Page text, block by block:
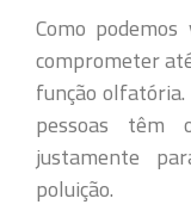
Como
comprometer
função olfatória.
pessoas têm
justamente
poluição.